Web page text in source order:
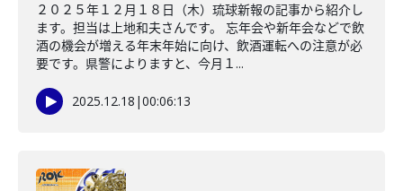
２０２５年１２月１８日（木）琉球新報の記事から紹介し
ます。担当は上地和夫さんです。 忘年会や新年会などで飲
酒の機会が増える年末年始に向け、飲酒運転への注意が必
要です。県警によりますと、今月１...
2025.12.18 |00:06:13